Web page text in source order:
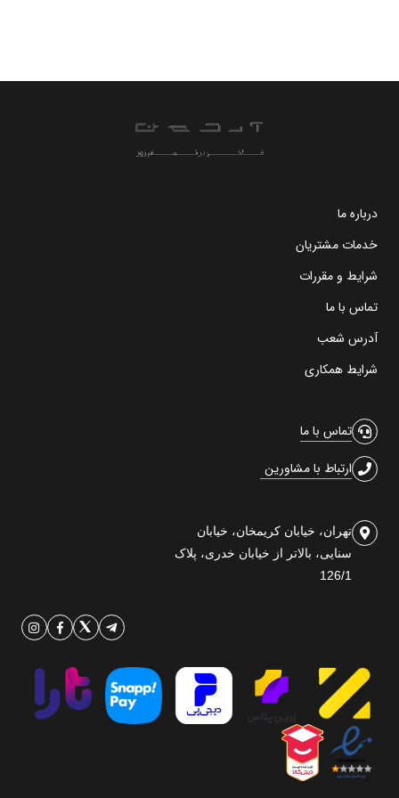
درباره ما
خدمات مشتریان
شرایط و مقررات
تماس با ما
آدرس شعب
شرایط همکاری
تماس با ما
ارتباط با مشاورین
تهران، خیابان کریمخان، خیابان
سنایی، بالاتر از خیابان خدری، پلاک
126/1